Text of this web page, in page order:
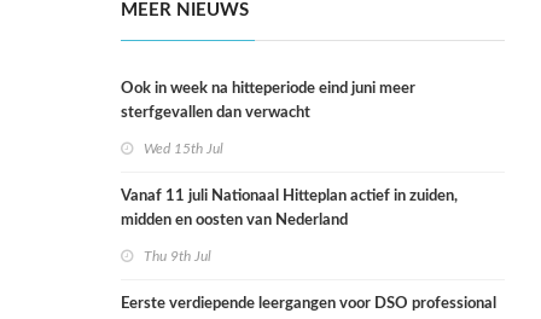
MEER NIEUWS
Ook in week na hitteperiode eind juni meer
sterfgevallen dan verwacht
Wed 15th Jul
Vanaf 11 juli Nationaal Hitteplan actief in zuiden,
midden en oosten van Nederland
Thu 9th Jul
Eerste verdiepende leergangen voor DSO professional